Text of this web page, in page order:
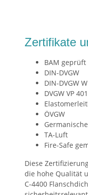
Zertifikate
BAM geprüft
DIN-DVGW
DIN-DVGW
DVGW VP 401
ÖVGW
TA-Luft
Fire-Safe
Diese
die hohe Qualität
C-4400